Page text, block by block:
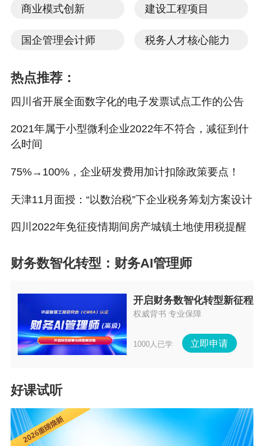
纳税人行业、财务会计制度备案、股东信息与实际情况
《企业所得税年度纳税申报基础信息表》（A000000）
中的“基本经营情况”为所有企业必填项目;“有关涉税事
必须填报; “主要股东及分红情况”为小型微利企业免填
项目，非小型微利企业必须填报。
息表》（A000000）中“104从业人数”若与季度预缴申
表。
小型微利企业免于填报《一般企业收入明细表》（A10
1010）、《金融企业收入明细表》（A101020）、
利组织收入、支出明细表》（A103000）、《期间费用
小型微利企业可结合自身经营情况，选择表单填报。未
发生表单中规定的事项，无需填报。
商业模式创新 建设工程项目
国企管理会计师 税务人才核心能力
热点推荐：
四川省开展全面数字化的电子发票试点工作的公告
2021年属于小型微利企业2022年不符合，减征到什
么时间
75%→100%，企业研发费用加计扣除政策要点！
天津11月面授：“以数治税”下企业税务筹划方案设计
四川2022年免征疫情期间房产城镇土地使用税提醒
财务数智化转型：财务AI管理师
开启财务数智化转型新征程
权威背书 专业保障
1000人已学 立即申请
好课试听